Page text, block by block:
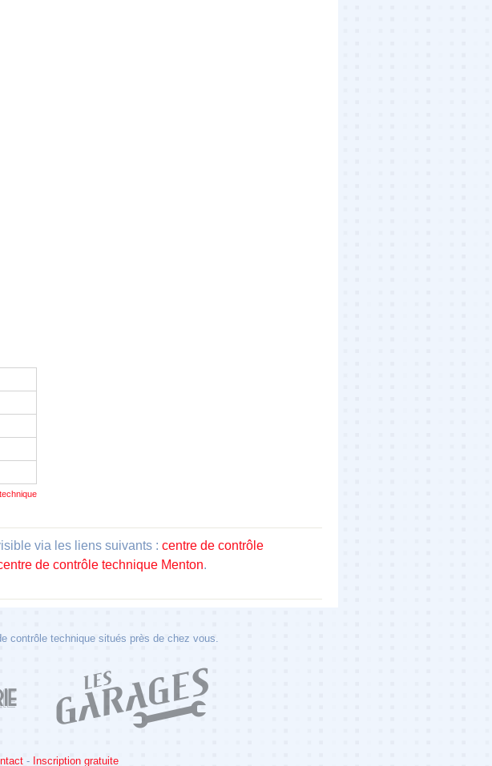
via les liens suivants : centre de contrôle
de contrôle technique Menton.
contrôle technique situés près de chez vous.
- Inscription gratuite